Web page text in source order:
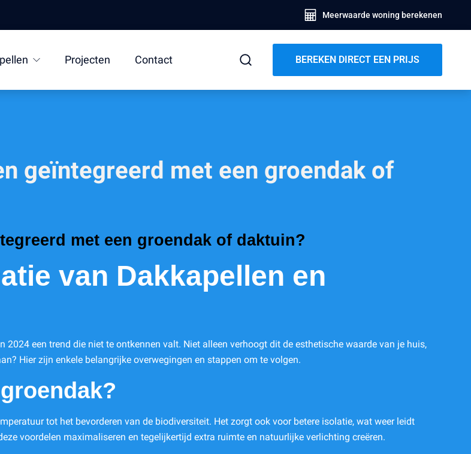
Meerwaarde woning berekenen
Projecten Contact BEREKEN DIRECT EEN PRIJS
geïntegreerd met een groendak of
met een groendak of daktuin?
van Dakkapellen en
2024 een trend die niet te ontkennen valt. Niet alleen verhoogt dit de esthetische waarde van je huis,
Hier zijn enkele belangrijke overwegingen en stappen om te volgen.
tot het bevorderen van de biodiversiteit. Het zorgt ook voor betere isolatie, wat weer leidt
voordelen maximaliseren en tegelijkertijd extra ruimte en natuurlijke verlichting creëren.